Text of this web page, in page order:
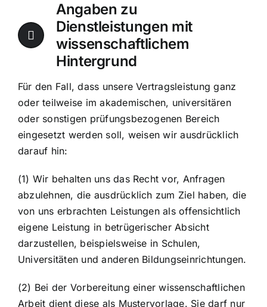
Angaben zu
Dienstleistungen mit
wissenschaftlichem
Hintergrund
Für den Fall, dass unsere Vertragsleistung ganz
oder teilweise im akademischen, universitären
oder sonstigen prüfungsbezogenen Bereich
eingesetzt werden soll, weisen wir ausdrücklich
darauf hin:
(1) Wir behalten uns das Recht vor, Anfragen
abzulehnen, die ausdrücklich zum Ziel haben, die
von uns erbrachten Leistungen als offensichtlich
eigene Leistung in betrügerischer Absicht
darzustellen, beispielsweise in Schulen,
Universitäten und anderen Bildungseinrichtungen.
(2) Bei der Vorbereitung einer wissenschaftlichen
Arbeit dient diese als Mustervorlage. Sie darf nur